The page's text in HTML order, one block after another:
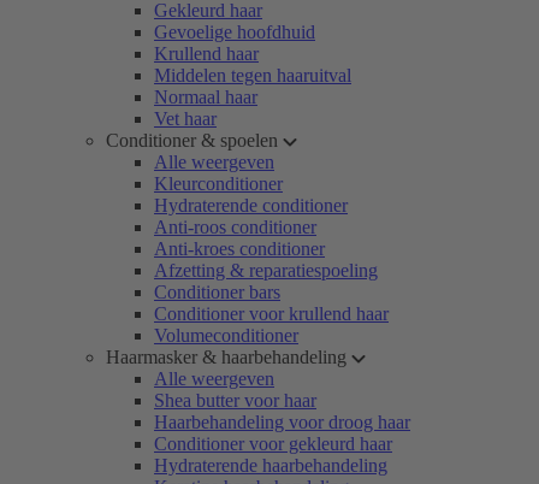
Gekleurd haar
Gevoelige hoofdhuid
Krullend haar
Middelen tegen haaruitval
Normaal haar
Vet haar
Conditioner & spoelen
Alle weergeven
Kleurconditioner
Hydraterende conditioner
Anti-roos conditioner
Anti-kroes conditioner
Afzetting & reparatiespoeling
Conditioner bars
Conditioner voor krullend haar
Volumeconditioner
Haarmasker & haarbehandeling
Alle weergeven
Shea butter voor haar
Haarbehandeling voor droog haar
Conditioner voor gekleurd haar
Hydraterende haarbehandeling